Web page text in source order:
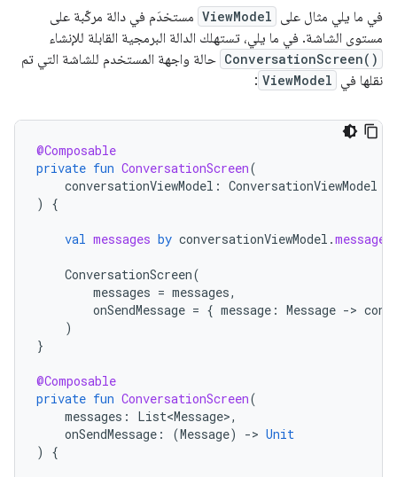
في ما يلي مثال على ViewModel مستخدَم في دالة مركّبة على
مستوى الشاشة. في ما يلي، تستهلك الدالة البرمجية القابلة للإنشاء
ConversationScreen() حالة واجهة المستخدم للشاشة التي تم
نقلها في ViewModel
:
@Composable
private fun ConversationScreen(
conversationViewModel : ConversationViewModel
)
{
val messages by conversationViewModel .messages
ConversationScreen(
messages = messages,
onSendMessage = { message : Message ->
)
}
@Composable
private fun ConversationScreen(
messages : List<Message>,
onSendMessage : (Message) -> Unit
)
{